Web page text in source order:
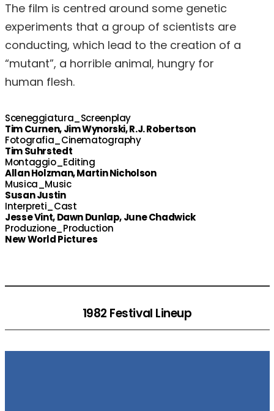
The film is centred around some genetic
experiments that a group of scientists are
conducting, which lead to the creation of a
“mutant”, a horrible animal, hungry for
human flesh.
Sceneggiatura_Screenplay
Tim Curnen, Jim Wynorski, R.J. Robertson
Fotografia_Cinematography
Tim Suhrstedt
Montaggio_Editing
Allan Holzman, Martin Nicholson
Musica_Music
Susan Justin
Interpreti_Cast
Jesse Vint, Dawn Dunlap, June Chadwick
Produzione_Production
New World Pictures
1982 Festival Lineup